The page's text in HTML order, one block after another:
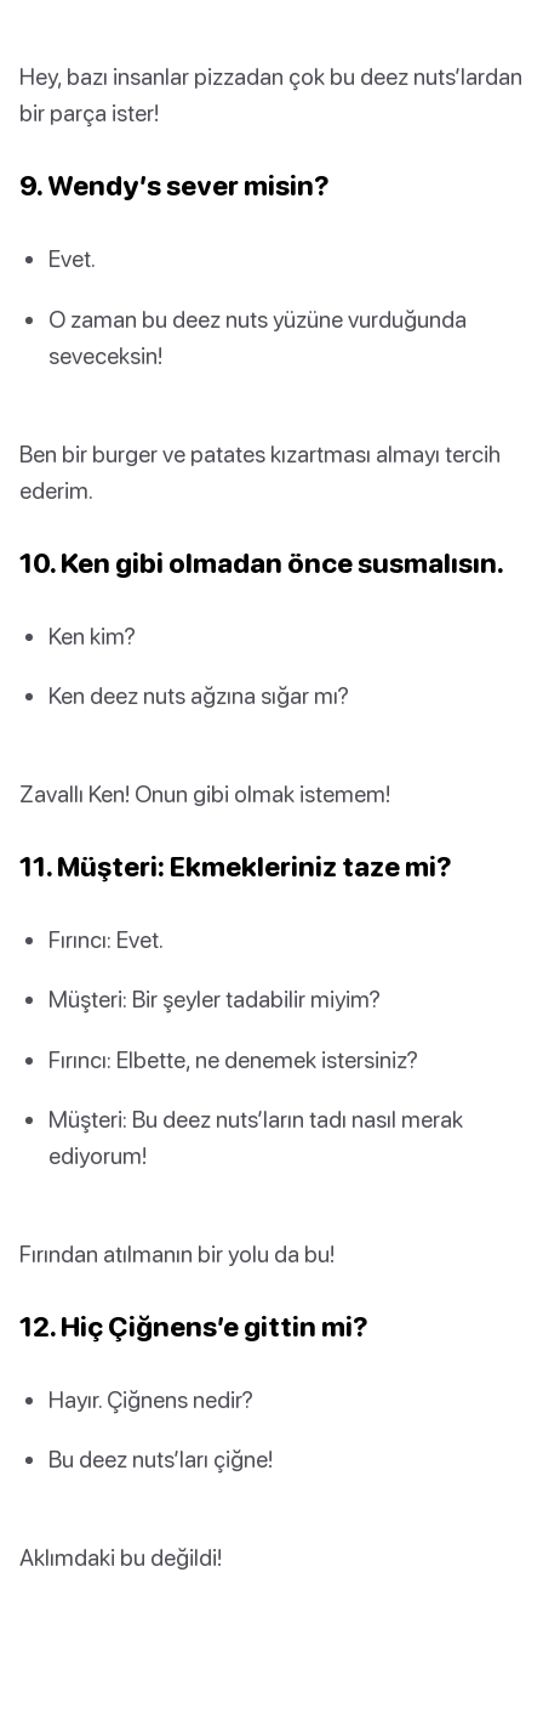
Hey, bazı insanlar pizzadan çok bu deez nuts’lardan
bir parça ister!
9. Wendy’s sever misin?
Evet.
O zaman bu deez nuts yüzüne vurduğunda
seveceksin!
Ben bir burger ve patates kızartması almayı tercih
ederim.
10. Ken gibi olmadan önce susmalısın.
Ken kim?
Ken deez nuts ağzına sığar mı?
Zavallı Ken! Onun gibi olmak istemem!
11. Müşteri: Ekmekleriniz taze mi?
Fırıncı: Evet.
Müşteri: Bir şeyler tadabilir miyim?
Fırıncı: Elbette, ne denemek istersiniz?
Müşteri: Bu deez nuts’ların tadı nasıl merak
ediyorum!
Fırından atılmanın bir yolu da bu!
12. Hiç Çiğnens’e gittin mi?
Hayır. Çiğnens nedir?
Bu deez nuts’ları çiğne!
Aklımdaki bu değildi!